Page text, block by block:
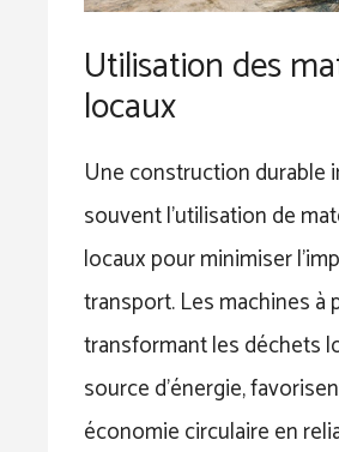
Utilisation des
locaux
Une construction durable
souvent l’utilisation de
locaux pour minimiser
transport. Les machines à
transformant les déchets
source d’énergie,
économie circulaire en